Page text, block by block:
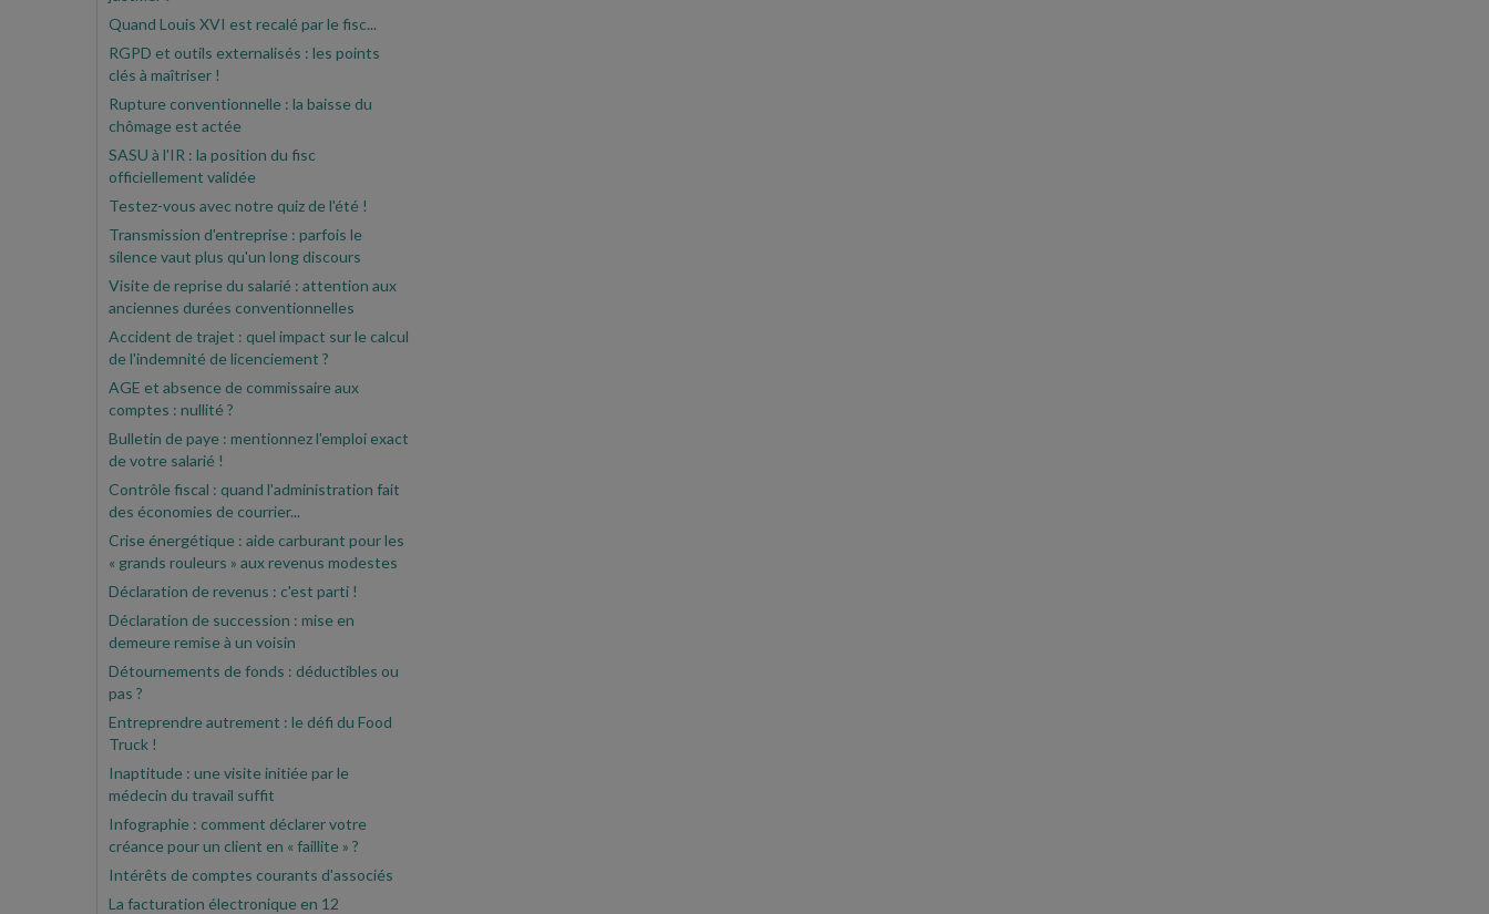
Quand Louis XVI est recalé par le fisc...
RGPD et outils externalisés : les points
clés à maîtriser !
Rupture conventionnelle : la baisse du
chômage est actée
SASU à l'IR : la position du fisc
officiellement validée
Testez-vous avec notre quiz de l'été !
Transmission d'entreprise : parfois le
silence vaut plus qu'un long discours
Visite de reprise du salarié : attention aux
anciennes durées conventionnelles
Accident de trajet : quel impact sur le calcul
de l'indemnité de licenciement ?
AGE et absence de commissaire aux
comptes : nullité ?
Bulletin de paye : mentionnez l'emploi exact
de votre salarié !
Contrôle fiscal : quand l'administration fait
des économies de courrier...
Crise énergétique : aide carburant pour les
« grands rouleurs » aux revenus modestes
Déclaration de revenus : c'est parti !
Déclaration de succession : mise en
demeure remise à un voisin
Détournements de fonds : déductibles ou
pas ?
Entreprendre autrement : le défi du Food
Truck !
Inaptitude : une visite initiée par le
médecin du travail suffit
Infographie : comment déclarer votre
créance pour un client en « faillite » ?
Intérêts de comptes courants d'associés
La facturation électronique en 12